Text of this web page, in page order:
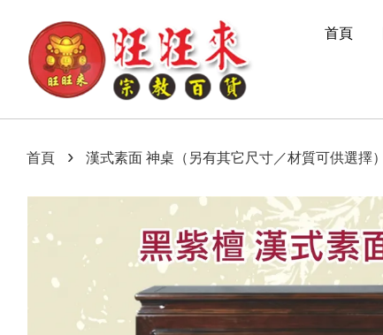
首頁
首頁 › 漢式素面 神桌（另有其它尺寸／材質可供選擇）